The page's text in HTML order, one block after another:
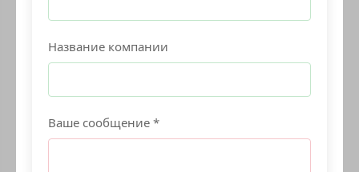
Название компании
Ваше сообщение *